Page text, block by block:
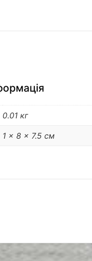
0.01 кг
1 × 8 × 7.5 см